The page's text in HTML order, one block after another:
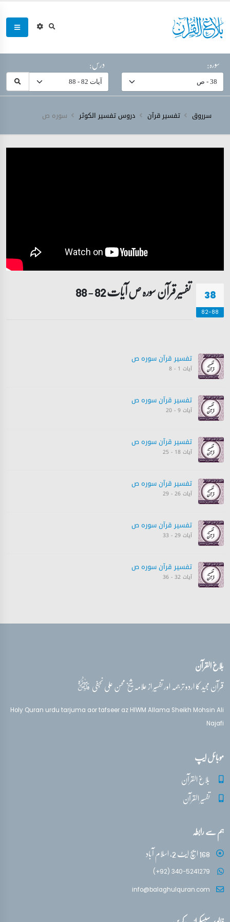
سورہ: درس:
سرروق تفسیر قرآن دروس تفسیر الکوثر سورہ ‎ص‎
38
82-88
تفسیر قرآن سورہ ‎ص‎ آیات 82 - 88
تفسیر قرآن سورہ ‎ص‎
آیات 1 - 8
تفسیر قرآن سورہ ‎ص‎
آیات 9 - 20
تفسیر قرآن سورہ ‎ص‎
آیات 18 - 25
تفسیر قرآن سورہ ‎ص‎
آیات 26 - 29
تفسیر قرآن سورہ ‎ص‎
آیات 29 - 33
تفسیر قرآن سورہ ‎ص‎
آیات 32 - 36
تفسیر قرآن سورہ ‎ص‎
تفسیر قرآن سورہ ‎ص‎
آیات 71 - 81
بلاغ القرآن
قرآن مجید کا اردو ترجمہ اور تفسیر از علامہ شیخ محسن علی نجفیقدس‌سره
Holy Quran urdu tarjuma aor tafseer az HIWM Allama Sheikh Mohsin Ali
Najafi
موبائل ایپ
بلاغ القرآن
تفسیر القرآن
ہم سے رابطہ
168 ایچ ایٹ 2، اسلام آباد
(+92) 340-5241279
info@balaghulquran.com